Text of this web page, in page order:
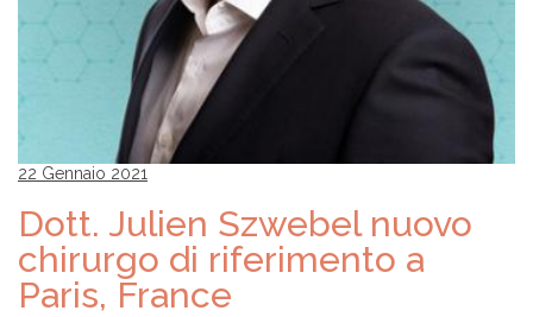
22 Gennaio 2021
Dott. Julien Szwebel nuovo
chirurgo di riferimento a
Paris, France